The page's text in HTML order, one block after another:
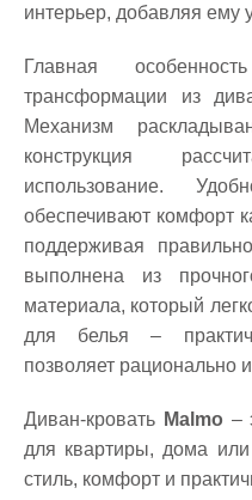
интерьер, добавляя ему
Главная
трансформации из
Механизм
конструкция
использование.
обеспечивают комфорт
поддерживая
выполнена из
материала, который
для белья –
позволяет рационально
Диван-кровать Malmo –
для квартиры, дома
стиль, комфорт и